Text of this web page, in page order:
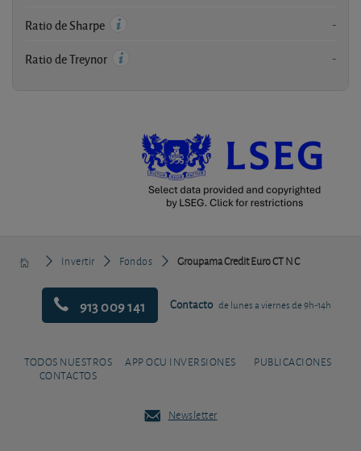
Ratio de Sharpe -
Ratio de Treynor -
Invertir Fondos Groupama Credit Euro CT N C
913 009 141 Contacto de lunes a viernes de 9h-14h
TODOS NUESTROS
CONTACTOS
APP OCU INVERSIONES PUBLICACIONES
Newsletter